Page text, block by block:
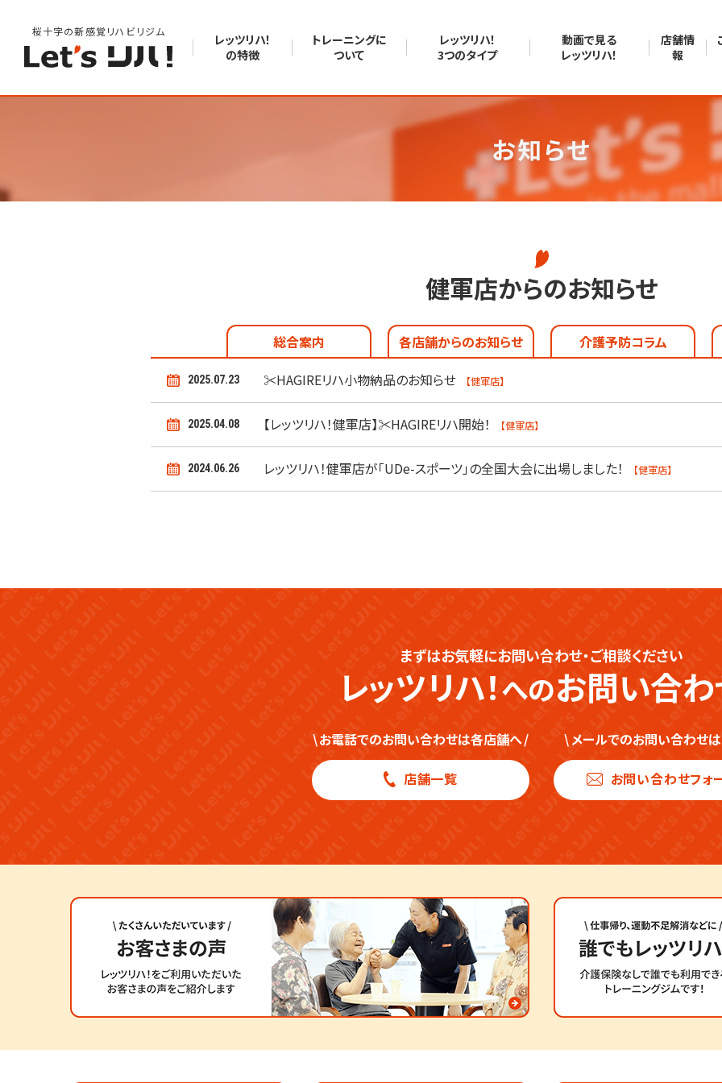
桜十字の新感覚リハビリジム
レッツリハ！
の特徴
トレーニングに
ついて
レッツリハ！
3つのタイプ
動画で見る
レッツリハ！
店舗情
報
お知らせ
健軍店からのお知らせ
総合案内 各店舗からのお知らせ 介護予防コラム
2025.07.23 ✂HAGIREリハ小物納品のお知らせ 【健軍店】
2025.04.08 【レッツリハ！健軍店】✂HAGIREリハ開始！ 【健軍店】
2024.06.26 レッツリハ！健軍店が「UDe-スポーツ」の全国大会に出場しました！ 【健軍店】
まずはお気軽にお問い合わせ・ご相談ください
レッツリハ！へのお問い合
\お電話でのお問い合わせは各店舗へ/
店舗一覧
\メールでのお問い合わせは
お問い合わせフォ